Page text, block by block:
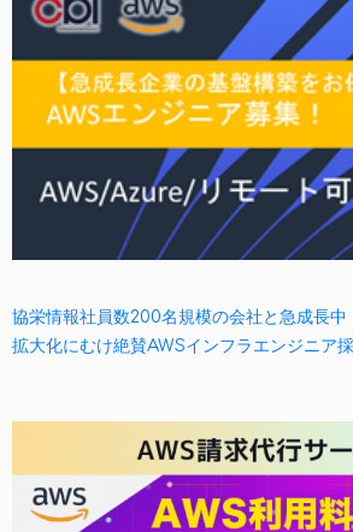
協栄情報社員数200名規模の会社と急成長中
拡大化にむけ絶賛AWSインフラエンジニア